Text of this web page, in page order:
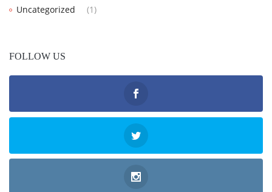
Uncategorized
(1)
FOLLOW US